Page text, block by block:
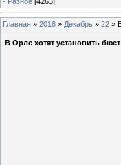
Главная » 2018 » Декабрь » 22 »
В Орле хотят установить